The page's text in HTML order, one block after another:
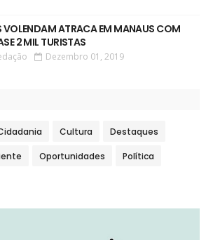
ATRACA EM MANAUS COM
2 MIL TURISTAS
Dezembro 01, 2019
Cultura Destaques
Oportunidades Política